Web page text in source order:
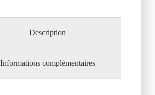
Description
Informations complémentaires